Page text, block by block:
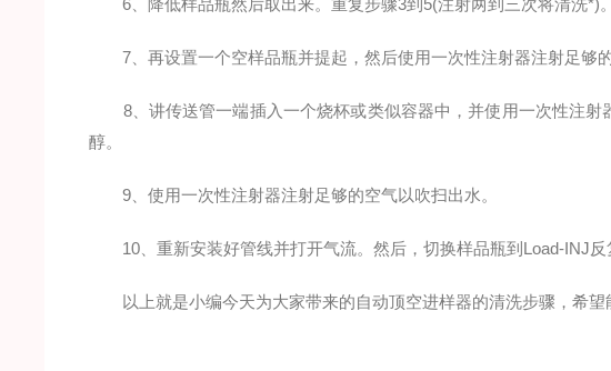
6、降低样品瓶然后取出来。重复步骤3到5(注射两到三次将清洗*)。
7、再设置一个空样品瓶并提起，然后使用一次性注射器注射足够的
8、讲传送管一端插入一个烧杯或类似容器中，并使用一次性注射
醇。
9、使用一次性注射器注射足够的空气以吹扫出水。
10、重新安装好管线并打开气流。然后，切换样品瓶到Load-INJ反
以上就是小编今天为大家带来的自动顶空进样器的清洗步骤，希望